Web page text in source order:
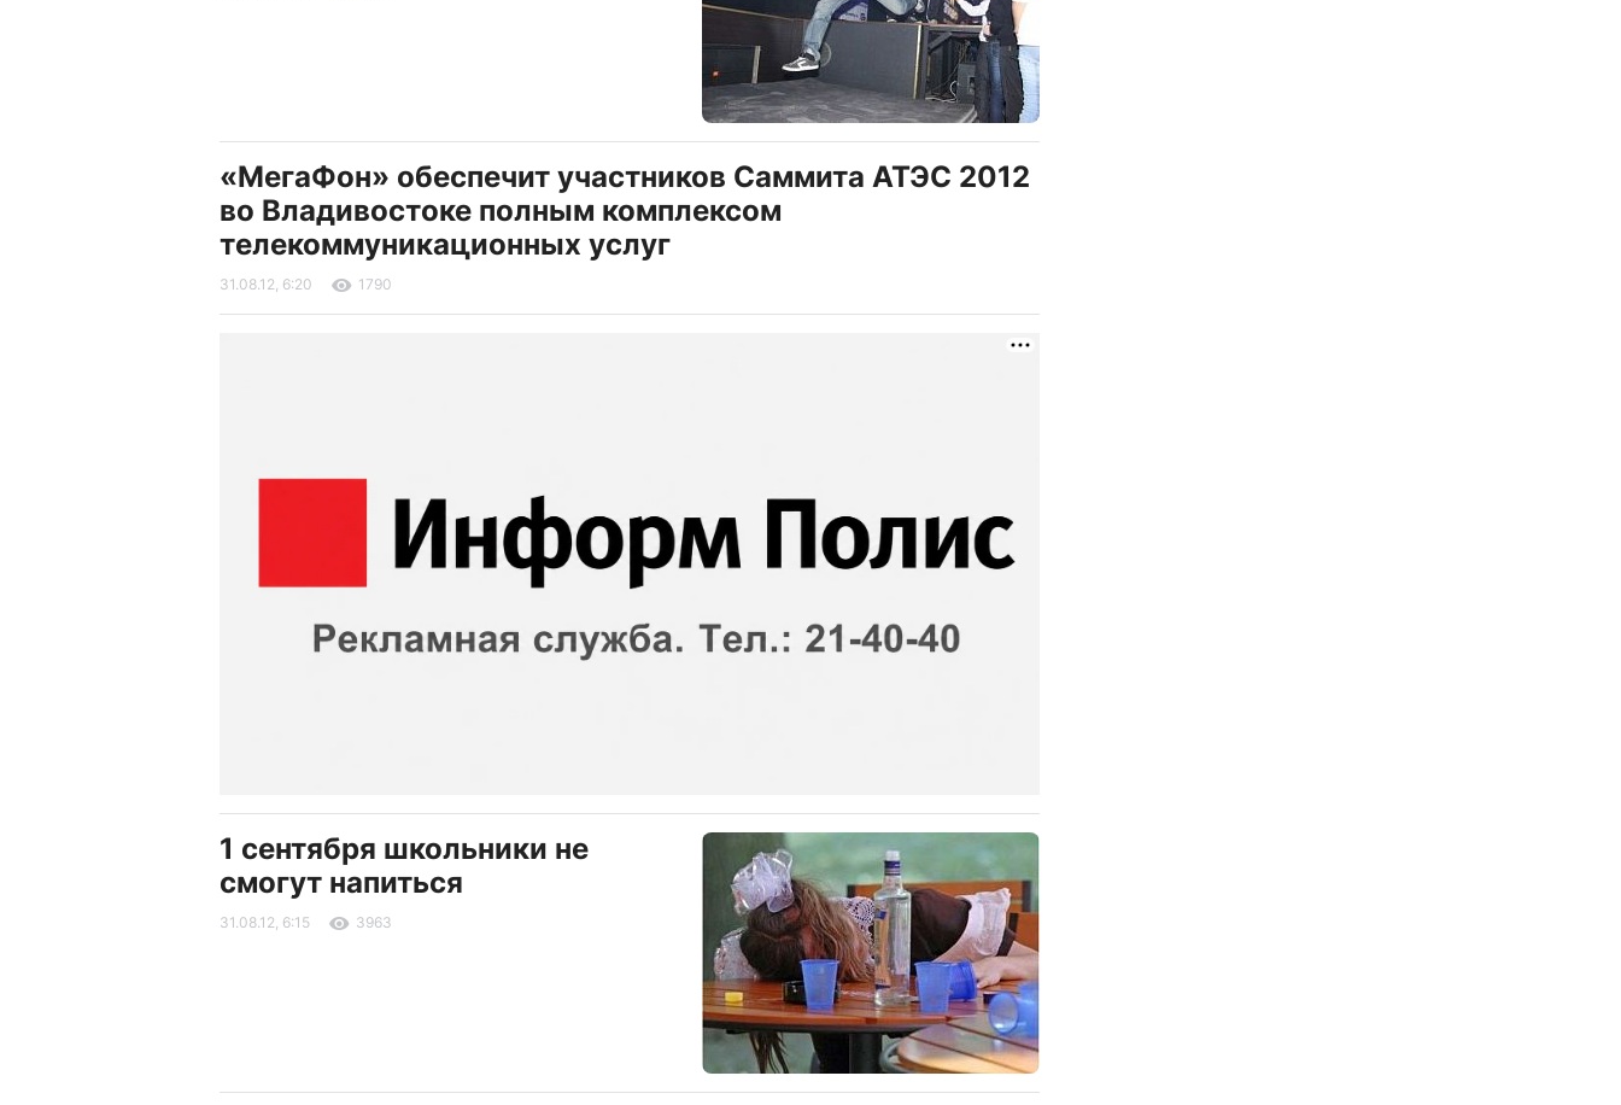
«МегаФон» обеспечит участников Саммита АТЭС 2012
во Владивостоке полным комплексом
телекоммуникационных услуг
31.08.12, 6:20 1790
1 сентября школьники не
смогут напиться
31.08.12, 6:15 3963